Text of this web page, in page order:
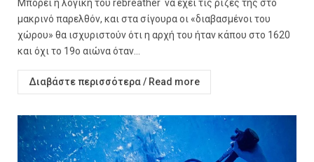
Μπορεί η λογική του rebreather να έχει τις ρίζες της στο
μακρινό παρελθόν, και στα σίγουρα οι «διαβασμένοι του
χώρου» θα ισχυριστούν ότι η αρχή του ήταν κάπου στο 1620
και όχι το 19ο αιώνα όταν...
Διαβάστε περισσότερα / Read more